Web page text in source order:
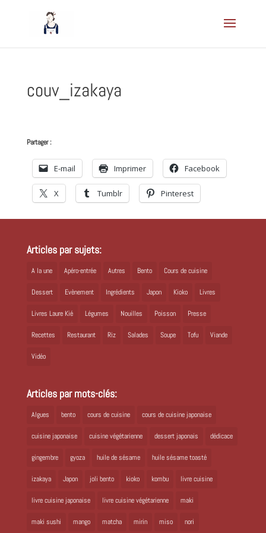
couv_izakaya
Partager :
E-mail Imprimer Facebook
X Tumblr Pinterest
Articles par sujets:
A la une Apéro-entrée Autres Bento Cours de cuisine
Dessert Evènement Ingrédients Japon Kioko Livres
Livres Laure Kié Légumes Nouilles Poisson Presse
Recettes Restaurant Riz Salades Soupe Tofu Viande
Vidéo
Articles par mots-clés:
Algues bento cours de cuisine cours de cuisine japonaise
cuisine japonaise cuisine végétarienne dessert japonais dédicace
gingembre gyoza huile de sésame huile sésame toasté
izakaya Japon joli bento kioko kombu livre cuisine
livre cuisine japonaise livre cuisine végétarienne maki
maki sushi mango matcha mirin miso nori